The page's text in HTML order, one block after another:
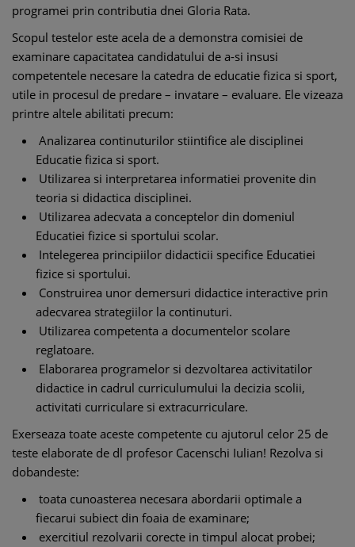
programei prin contributia dnei Gloria Rata.
Scopul testelor este acela de a demonstra comisiei de
examinare capacitatea candidatului de a-si insusi
competentele necesare la catedra de educatie fizica si sport,
utile in procesul de predare – invatare – evaluare. Ele vizeaza
printre altele abilitati precum:
Analizarea continuturilor stiintifice ale disciplinei
Educatie fizica si sport.
Utilizarea si interpretarea informatiei provenite din
teoria si didactica disciplinei.
Utilizarea adecvata a conceptelor din domeniul
Educatiei fizice si sportului scolar.
Intelegerea principiilor didacticii specifice Educatiei
fizice si sportului.
Construirea unor demersuri didactice interactive prin
adecvarea strategiilor la continuturi.
Utilizarea competenta a documentelor scolare
reglatoare.
Elaborarea programelor si dezvoltarea activitatilor
didactice in cadrul curriculumului la decizia scolii,
activitati curriculare si extracurriculare.
Exerseaza toate aceste competente cu ajutorul celor 25 de
teste elaborate de dl profesor Cacenschi Iulian! Rezolva si
dobandeste:
toata cunoasterea necesara abordarii optimale a
fiecarui subiect din foaia de examinare;
exercitiul rezolvarii corecte in timpul alocat probei;